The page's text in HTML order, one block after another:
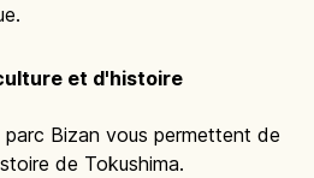
et d'histoire
parc Bizan vous permettent de
de Tokushima.